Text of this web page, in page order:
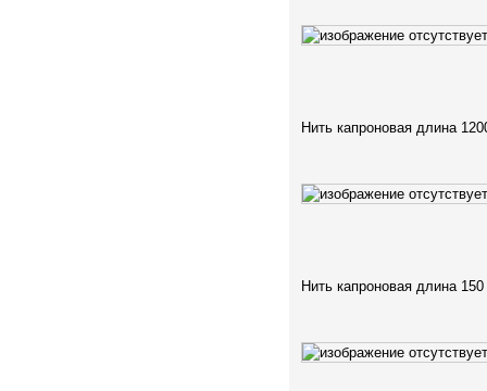
Нить капроновая длина
Нить капроновая длина